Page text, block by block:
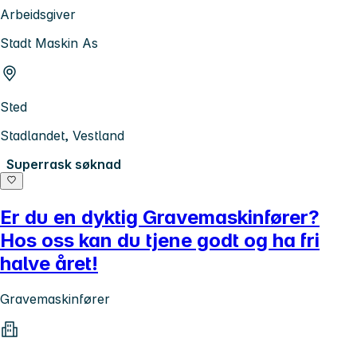
Arbeidsgiver
Stadt Maskin As
Sted
Stadlandet, Vestland
Superrask søknad
Er du en dyktig Gravemaskinfører?
Hos oss kan du tjene godt og ha fri
halve året!
Gravemaskinfører